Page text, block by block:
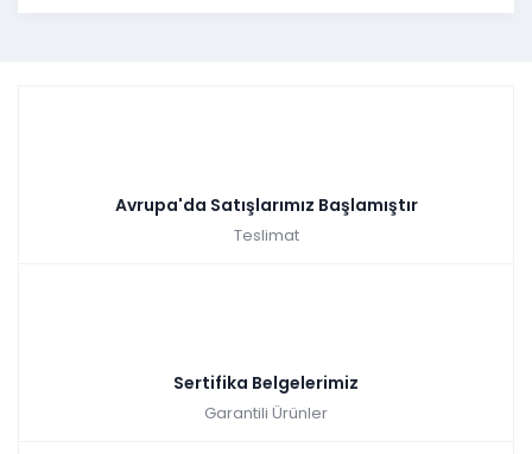
Avrupa'da Satışlarımız Başlamıştır
Teslimat
Sertifika Belgelerimiz
Garantili Ürünler